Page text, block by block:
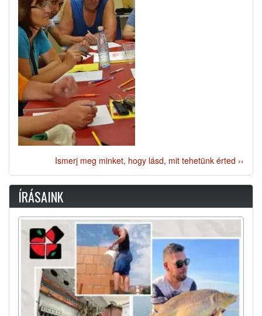
Ismerj meg minket, hogy lásd, mit tehetünk érted ››
ÍRÁSAINK